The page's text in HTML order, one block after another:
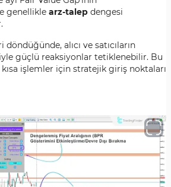
genellikle arz-talep dengesi
alıcı ve satıcıların
güçlü reaksiyonlar tetiklenebilir. Bu
işlemler için stratejik giriş noktaları